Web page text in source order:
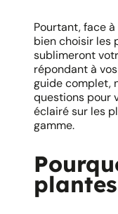
Pourtant, face
bien choisir les
sublimeront
répondant à
guide complet,
questions pour
éclairé sur les
gamme.